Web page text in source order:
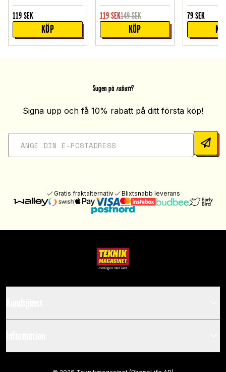
119 SEK
KÖP
119 SEK149 SEK
KÖP
79 SEK
Sugen på rabatt?
Signa upp och få 10% rabatt på ditt första köp!
Gratis fraktalternativ Blixtsnabb leverans